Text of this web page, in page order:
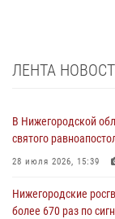
ЛЕНТА
В Нижегородской
святого
28 июля 2026, 15:39
Нижегородские
более 670 раз по